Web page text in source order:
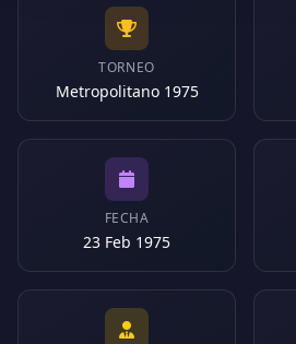
TORNEO
Metropolitano 1975
FECHA
23 Feb 1975